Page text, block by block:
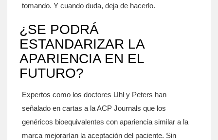
tomando. Y cuando duda, deja de hacerlo.
¿SE PODRÁ
ESTANDARIZAR LA
APARIENCIA EN EL
FUTURO?
Expertos como los doctores Uhl y Peters han
señalado en cartas a la ACP Journals que los
genéricos bioequivalentes con apariencia similar a la
marca mejorarían la aceptación del paciente. Sin